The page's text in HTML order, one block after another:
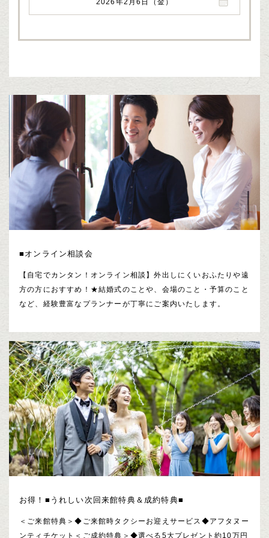
2026年2月6日（金）
■オンライン相談会
【自宅でカンタン！オンライン相談】外出しにくいおふたりや遠
方の方におすすめ！★結婚式のことや、会場のこと・予算のこと
など、経験豊富なプランナーが丁寧にご案内いたします。
お得！■うれしい次回来館特典＆成約特典■
＜ご来館特典＞◆ご来館時タクシーお迎えサービス◆アフタヌー
ンティチケット＜ご成約特典＞◆選べる5大プレゼント約10万円